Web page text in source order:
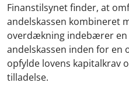
Finanstilsynet finder, at
andelskassen kombineret
overdækning indebærer
andelskassen inden for en
opfylde lovens kapitalkrav
tilladelse.